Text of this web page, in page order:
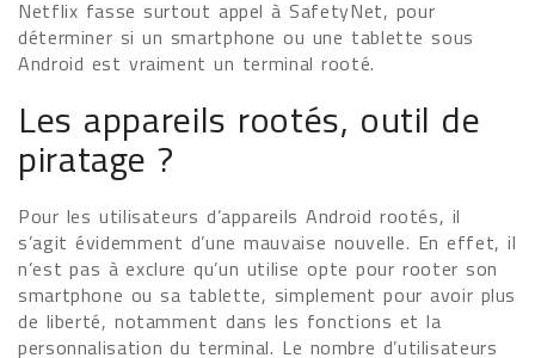
Netflix fasse surtout appel à SafetyNet, pour
déterminer si un smartphone ou une tablette sous
Android est vraiment un terminal rooté.
Les appareils rootés, outil de
piratage ?
Pour les utilisateurs d’appareils Android rootés, il
s’agit évidemment d’une mauvaise nouvelle. En effet, il
n’est pas à exclure qu’un utilise opte pour rooter son
smartphone ou sa tablette, simplement pour avoir plus
de liberté, notamment dans les fonctions et la
personnalisation du terminal. Le nombre d’utilisateurs